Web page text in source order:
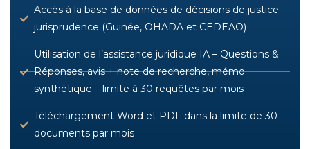
Accès à la base de données de décisions de justice –
jurisprudence (Guinée, OHADA et CEDEAO)
Utilisation de l’assistance juridique IA – Questions &
Réponses, avis + note de recherche, mémo
synthétique – limite à 30 requêtes par mois
Téléchargement Word et PDF dans la limite de 30
documents par mois